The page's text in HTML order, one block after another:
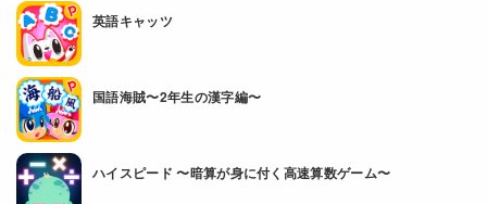
英語キャッツ
国語海賊〜2年生の漢字編〜
ハイスピード 〜暗算が身に付く高速算数ゲーム〜